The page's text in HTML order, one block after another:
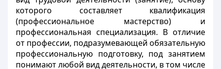
которого составляет квалификация
(профессиональное мастерство) и
профессиональная специализация. В отличие
от профессии, подразумевающей обязательную
профессиональную подготовку, под занятием
понимают любой вид деятельности, в том числе